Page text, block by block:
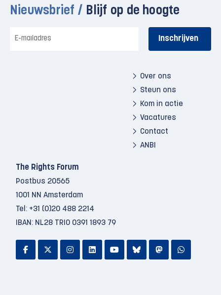
Nieuwsbrief / Blijf op de hoogte
mailadres
Over ons
Steun ons
Kom in actie
Vacatures
Contact
ANBI
The Rights Forum
Postbus 20565
1001 NN Amsterdam
Tel: +31 (0)20 488 2214
IBAN: NL28 TRIO 0391 1893 79